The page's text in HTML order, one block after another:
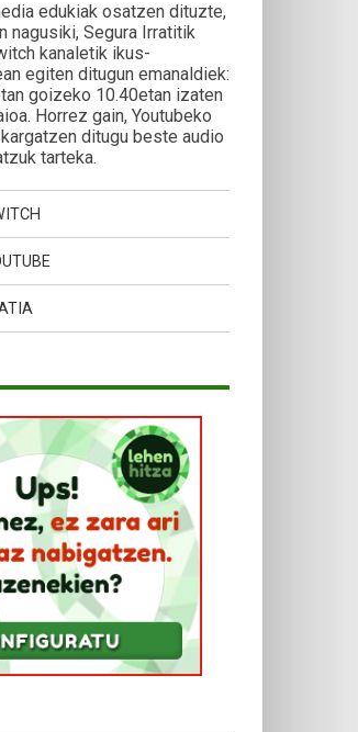
edukiak osatzen dituzte,
nagusiki, Segura Irratitik
kanaletik ikus-
egiten ditugun emanaldiek:
goizeko 10.40etan izaten
Horrez gain, Youtubeko
ditugu beste audio
tarteka.